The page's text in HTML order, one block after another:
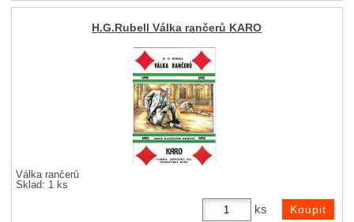
H.G.Rubell Válka rančerů KARO
Válka rančerů
Sklad: 1 ks
ks